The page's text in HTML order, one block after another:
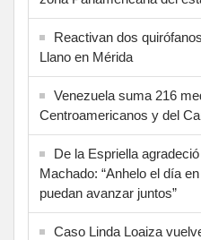
Reactivan dos
Llano en Mérida
Venezuela suma 216
Centroamericanos y del
De la Espriella
Machado: “Anhelo el día
puedan avanzar juntos”
Caso Linda Loaiza